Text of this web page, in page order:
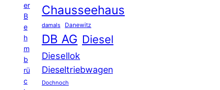
er
B
e
h
m
b
rü
c
Chausseehaus
damals Danewitz
DB AG Diesel
Diesellok
Dieseltriebwagen
Dochnoch